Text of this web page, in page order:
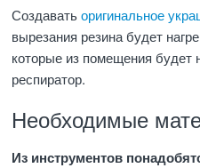
Создаватьоригинальное
вырезания резина будет
которые из помещения будет
респиратор.
Необходимые
Из инструментов